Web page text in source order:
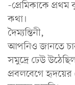
-প্রেমিকাকে
কথা।
দৈম্যন্তিনী,
আপনিও জানতে
সমুদ্রে ঢেউ
প্রবলবেগে